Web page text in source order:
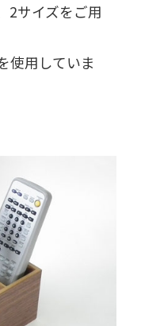
2サイズをご用
使用していま